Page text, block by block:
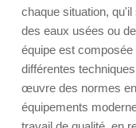
chaque situation,
des eaux usées ou
équipe est
différentes
œuvre des normes
équipements